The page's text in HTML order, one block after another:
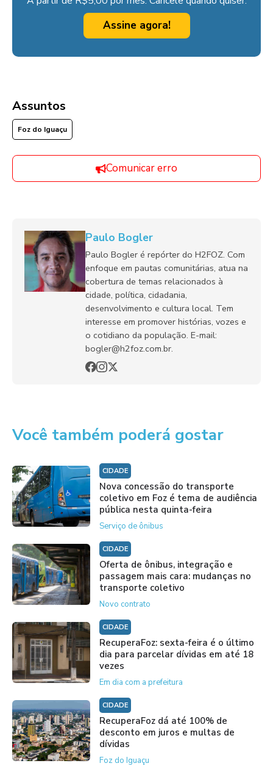
Assine agora!
Assuntos
Foz do Iguaçu
Comunicar erro
Paulo Bogler
Paulo Bogler é repórter do H2FOZ. Com
enfoque em pautas comunitárias, atua na
cobertura de temas relacionados à
cidade, política, cidadania,
desenvolvimento e cultura local. Tem
interesse em promover histórias, vozes e
o cotidiano da população. E-mail:
bogler@h2foz.com.br.
Você também poderá gostar
CIDADE
Nova concessão do transporte
coletivo em Foz é tema de audiência
pública nesta quinta-feira
Serviço de ônibus
CIDADE
Oferta de ônibus, integração e
passagem mais cara: mudanças no
transporte coletivo
Novo contrato
CIDADE
RecuperaFoz: sexta-feira é o último
dia para parcelar dívidas em até 18
vezes
Em dia com a prefeitura
CIDADE
RecuperaFoz dá até 100% de
desconto em juros e multas de
dívidas
Foz do Iguaçu